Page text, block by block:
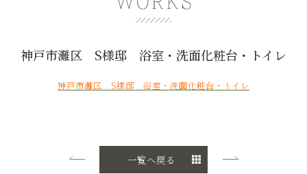
神戸市灘区 S様邸 浴室・洗面化粧台・トイレ
神戸市灘区 S様邸 浴室・洗面化粧台・トイレ
一覧へ戻る